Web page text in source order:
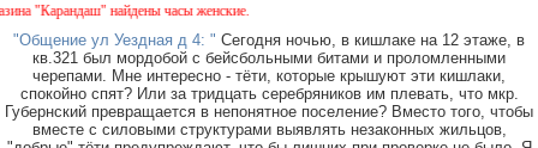
"Карандаш" найдены часы женские.
"Общение ул Уездная д 4: " Сегодня ночью, в кишлаке на 12 этаже, в
кв.321 был мордобой с бейсбольными битами и проломленными
черепами. Мне интересно - тёти, которые крышуют эти кишлаки,
спокойно спят? Или за тридцать серебряников им плевать, что мкр.
Губернский превращается в непонятное поселение? Вместо того, чтобы
вместе с силовыми структурами выявлять незаконных жильцов,